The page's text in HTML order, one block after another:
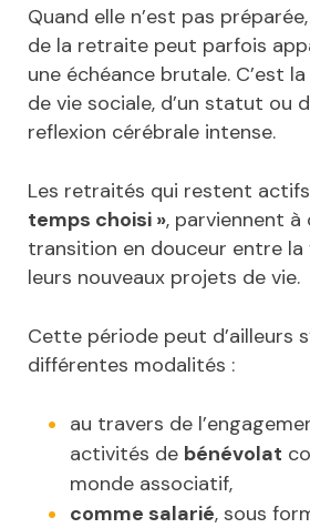
Quand elle n’est pas préparée,
de la retraite peut parfois
une échéance brutale. C’est
de vie sociale, d’un statut ou
reflexion cérébrale intense.
Les retraités qui restent
temps choisi », parviennent à
transition en douceur entre la
leurs nouveaux projets de vie.
Cette période peut d’ailleurs
différentes modalités :
au travers de
activités de bénévolat
monde associatif,
comme salarié, sous